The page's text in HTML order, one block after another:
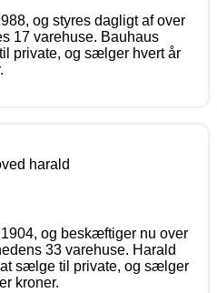
og styres dagligt af over
17 varehuse. Bauhaus
private, og sælger hvert år
og beskæftiger nu over
33 varehuse. Harald
sælge til private, og sælger
kroner.